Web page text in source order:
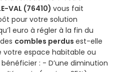
VAL (76410) vous fait
pour votre solution
euro à régler à la fin du
combles perdus est-elle
votre espace habitable ou
: - D’une diminution